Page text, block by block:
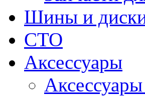
Шины и
СТО
Аксессуары